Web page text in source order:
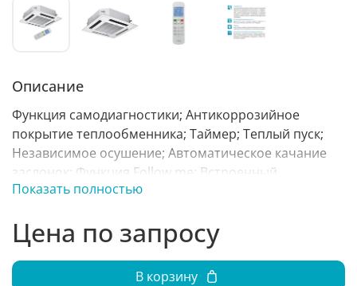
Описание
Функция самодиагностики; Антикоррозийное
покрытие теплообменника; Таймер; Теплый пуск;
Независимое осушение; Автоматическое качание
заслонок; Функция Follow me; Встроенный
дренажный насос; Подача свежего воздуха;
Показать полностью
Цена по запросу
В корзину